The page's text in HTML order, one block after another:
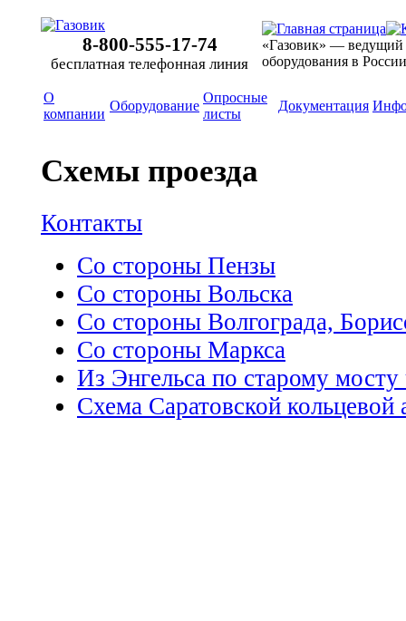
8-800-555-17-74
бесплатная телефонная линия
«Газовик» — ведущий
оборудования в России
О
компании
Оборудование
Опросные
листы
Документация
Схемы проезда
Контакты
Со стороны Пензы
Со стороны Вольска
Со стороны Волгограда,
Со стороны Маркса
Из Энгельса по старому мосту
Схема Саратовской кольцевой